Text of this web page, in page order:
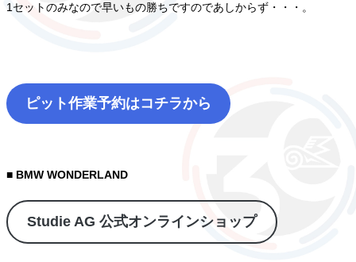
1セットのみなので早いもの勝ちですのであしからず・・・。
ピット作業予約はコチラから
■ BMW WONDERLAND
Studie AG 公式オンラインショップ